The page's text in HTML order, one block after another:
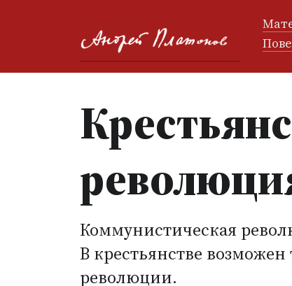
Коммунистическая
В крестьянстве
революции.